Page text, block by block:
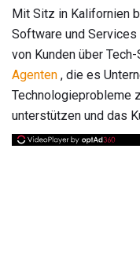
Mit Sitz in Kalifornien
Software und
von Kunden über
Agenten , die es
Technologieprobleme
unterstützen und das